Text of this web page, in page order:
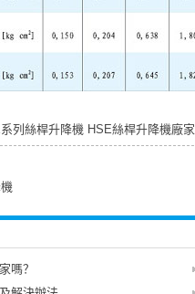
列絲桿升降機 HSE絲桿升降機廠家
嗎？